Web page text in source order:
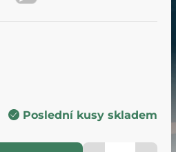
Poslední kusy skladem